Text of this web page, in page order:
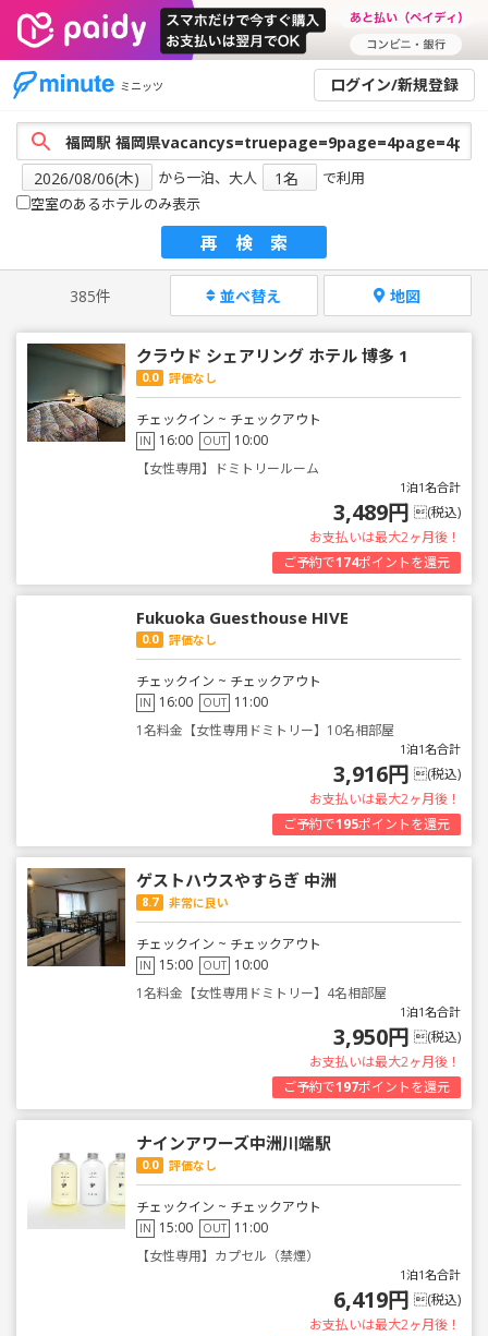
ミニッツ ログイン/新規登録
から一泊、大人
で利用
空室のあるホテルのみ表示
再検索
385件 並べ替え 地図
クラウド シェアリング ホテル 博多 1
0.0 評価なし
チェックイン ~ チェックアウト
IN 16:00 OUT 10:00
【女性専用】ドミトリールーム
1泊1名合計
3,489円 (税込)
お支払いは最大2ヶ月後！
ご予約で174ポイントを還元
Fukuoka Guesthouse HIVE
0.0 評価なし
チェックイン ~ チェックアウト
IN 16:00 OUT 11:00
1名料金【女性専用ドミトリー】10名相部屋
1泊1名合計
3,916円 (税込)
お支払いは最大2ヶ月後！
ご予約で195ポイントを還元
ゲストハウスやすらぎ 中洲
8.7 非常に良い
チェックイン ~ チェックアウト
IN 15:00 OUT 10:00
1名料金【女性専用ドミトリー】4名相部屋
1泊1名合計
3,950円 (税込)
お支払いは最大2ヶ月後！
ご予約で197ポイントを還元
ナインアワーズ中洲川端駅
0.0 評価なし
チェックイン ~ チェックアウト
IN 15:00 OUT 11:00
【女性専用】カプセル（禁煙）
1泊1名合計
6,419円 (税込)
お支払いは最大2ヶ月後！